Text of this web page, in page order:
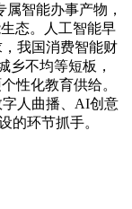
智能办事产物，
态。人工智能早
我国消费智能财
乡不均等短板，
性化教育供给。
字人曲播、AI创意
的环节抓手。